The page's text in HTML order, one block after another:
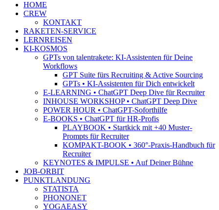
HOME
CREW
KONTAKT
RAKETEN-SERVICE
LERNREISEN
KI-KOSMOS
GPTs von talentrakete: KI-Assistenten für Deine
Workflows
GPT Suite fürs Recruiting & Active Sourcing
GPTs • KI-Assistenten für Dich entwickelt
E-LEARNING • ChatGPT Deep Dive für Recruiter
INHOUSE WORKSHOP • ChatGPT Deep Dive
POWER HOUR • ChatGPT-Soforthilfe
E-BOOKS • ChatGPT für HR-Profis
PLAYBOOK • Startkick mit +40 Muster-
Prompts für Recruiter
KOMPAKT-BOOK • 360°-Praxis-Handbuch für
Recruiter
KEYNOTES & IMPULSE • Auf Deiner Bühne
JOB-ORBIT
PUNKTLANDUNG
STATISTA
PHONONET
YOGAEASY